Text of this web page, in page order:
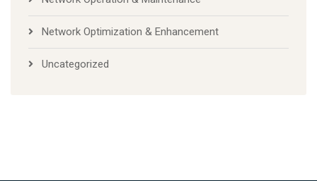
Network Optimization & Enhancement
Uncategorized